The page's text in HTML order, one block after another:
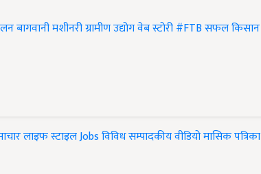
बागवानीमशीनरीग्रामीण उद्योगवेब स्टोरी#FTBसफल किसान
लाइफ स्टाइलJobsविविधसम्पादकीयवीडियोमासिक पत्रिका